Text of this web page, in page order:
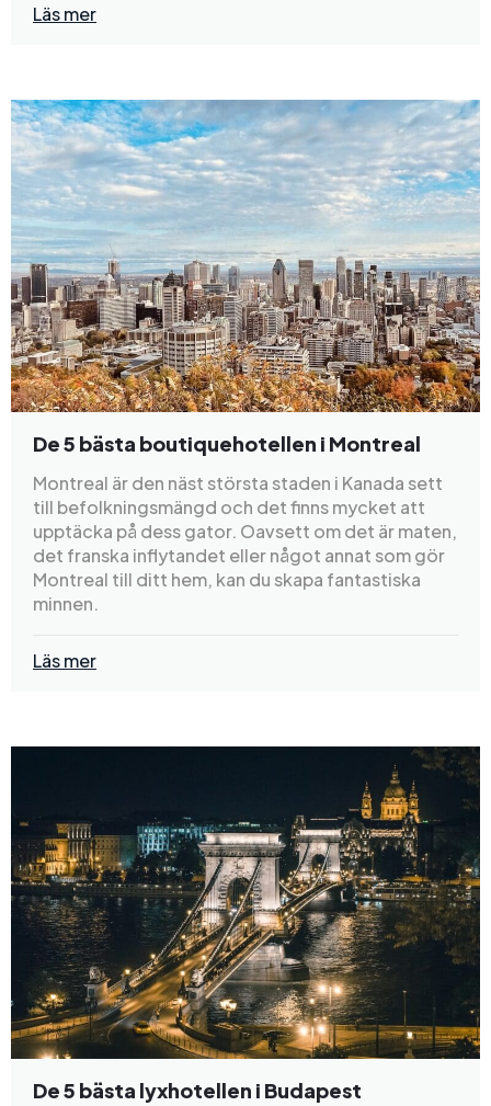
Läs mer
De 5 bästa boutiquehotellen i Montreal
Montreal är den näst största staden i Kanada sett
till befolkningsmängd och det finns mycket att
upptäcka på dess gator. Oavsett om det är maten,
det franska inflytandet eller något annat som gör
Montreal till ditt hem, kan du skapa fantastiska
minnen.
Läs mer
De 5 bästa lyxhotellen i Budapest